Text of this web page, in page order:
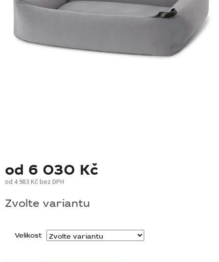
SKLADOVKY
BARNABY
od 6 030 Kč
od 4 983 Kč bez DPH
cena:
Zvolte variantu
Velikost